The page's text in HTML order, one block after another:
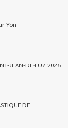
Yon
JEAN-DE-LUZ 2026
DE